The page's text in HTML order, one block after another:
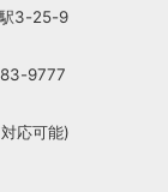
駅3-25-9
9777
応可能)